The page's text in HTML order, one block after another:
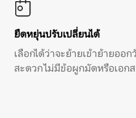
ยืดหยุ่นปรับเปลี่ยนได้
เลือกได้ว่าจะย้ายเข้าย้ายออ
สะดวก ไม่มีข้อผูกมัดหรือเอก